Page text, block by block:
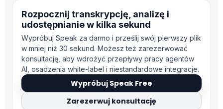
Rozpocznij transkrypcję, analizę i
udostępnianie w kilka sekund
Wypróbuj Speak za darmo i prześlij swój pierwszy plik
w mniej niż 30 sekund. Możesz też zarezerwować
konsultację, aby wdrożyć przepływy pracy agentów
AI, osadzenia white-label i niestandardowe integracje.
Wypróbuj Speak Free
Zarezerwuj konsultację